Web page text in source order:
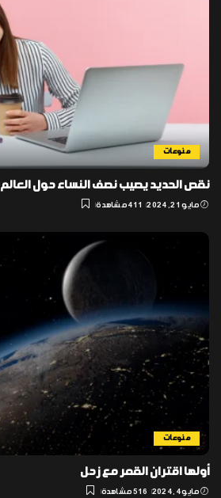
منوعات
نقص الحديد يصيب نصف النساء حول العالم
مايو 21, 2024 411 مشاهدة
منوعات
أولها اقتران القمر مع زحل
مايو 4, 2024 516 مشاهدة